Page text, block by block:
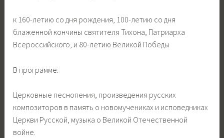
к 160-летию со дня рождения, 100-летию со дня
блаженной кончины святителя Тихона, Патриарха
Всероссийского, и 80-летию Великой Победы
В программе:
Церковные песнопения, произведения русских
композиторов в память о новомучениках и исповедниках
Церкви Русской, музыка о Великой Отечественной
войне.